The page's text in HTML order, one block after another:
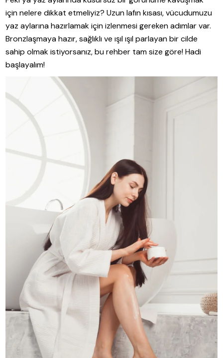
için nelere dikkat etmeliyiz? Uzun lafın kısası, vücudumuzu
yaz aylarına hazırlamak için izlenmesi gereken adımlar var.
Bronzlaşmaya hazır, sağlıklı ve ışıl ışıl parlayan bir cilde
sahip olmak istiyorsanız, bu rehber tam size göre! Hadi
başlayalım!